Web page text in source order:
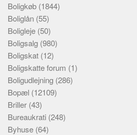
Boligkøb (1844)
Boliglån (55)
Boligleje (50)
Boligsalg (980)
Boligskat (12)
Boligskatte forum (1)
Boligudlejning (286)
Bopæl (12109)
Briller (43)
Bureaukrati (248)
Byhuse (64)